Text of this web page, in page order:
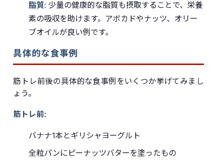
脂質: 少量の健康的な脂質も摂取することで、栄養
素の吸収を助けます。アボカドやナッツ、オリー
ブオイルが良い例です。
具体的な食事例
筋トレ前後の具体的な食事例をいくつか挙げてみまし
ょう。
筋トレ前:
バナナ1本とギリシャヨーグルト
全粒パンにピーナッツバターを塗ったもの